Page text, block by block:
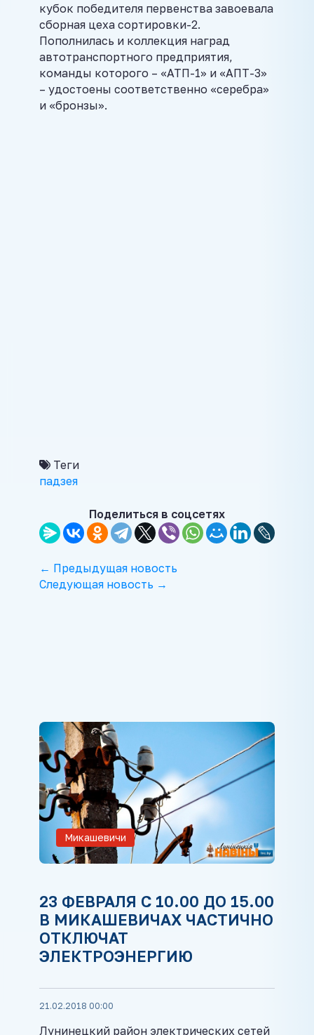
кубок победителя первенства завоевала
сборная цеха сортировки-2.
Пополнилась и коллекция наград
автотранспортного предприятия,
команды которого – «АТП-1» и «АПТ-3»
– удостоены соответственно «серебра»
и «бронзы».
Теги
падзея
Поделиться в соцсетях
← Предыдущая новость
Следующая новость →
Микашевичи
23 ФЕВРАЛЯ C 10.00 ДО 15.00
В МИКАШЕВИЧАХ ЧАСТИЧНО
ОТКЛЮЧАТ
ЭЛЕКТРОЭНЕРГИЮ
21.02.2018 00:00
Лунинецкий район электрических сетей